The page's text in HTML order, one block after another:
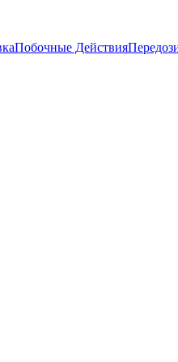
Побочные Действия